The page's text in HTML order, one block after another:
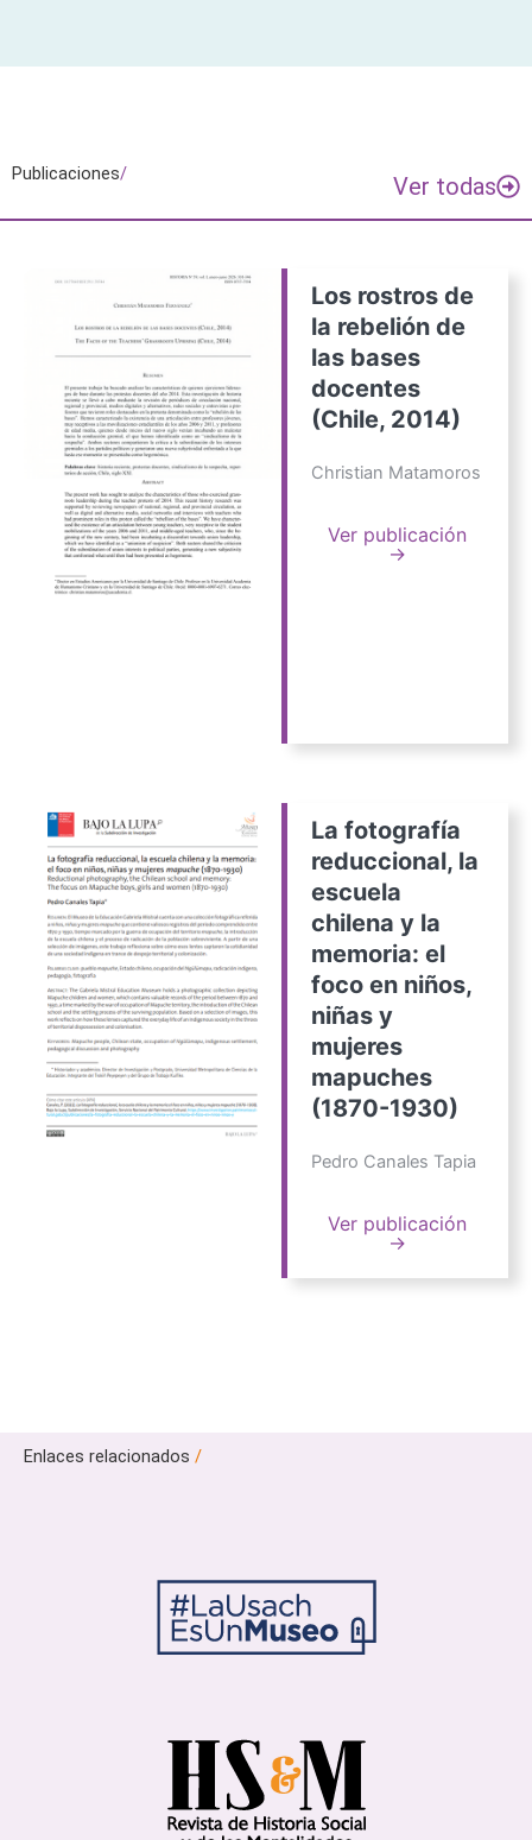
Publicaciones/ Ver todas
Los rostros de
la rebelión de
las bases
docentes
(Chile, 2014)
Christian Matamoros
Ver publicación
→
La fotografía
reduccional, la
escuela
chilena y la
memoria: el
foco en niños,
niñas y
mujeres
mapuches
(1870-1930)
Pedro Canales Tapia
Ver publicación
→
Enlaces relacionados /